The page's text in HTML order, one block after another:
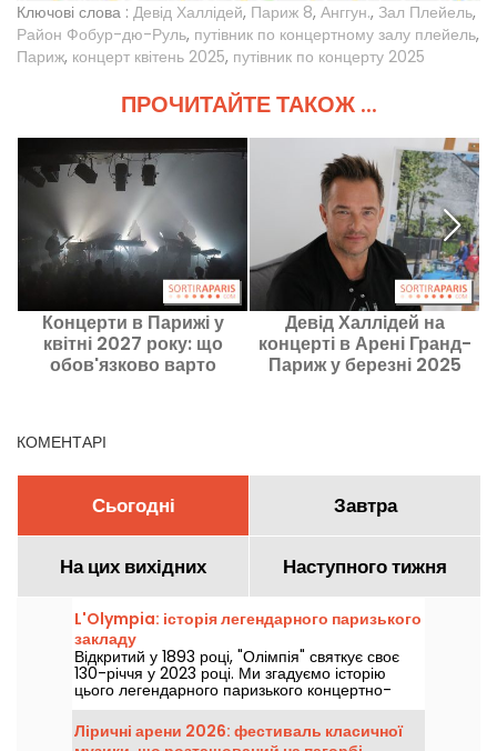
Ключові слова : Девід Халлідей, Париж 8, Анггун., Зал Плейель,
Район Фобур-дю-Руль, путівник по концертному залу плейель,
Париж, концерт квітень 2025, путівник по концерту 2025
ПРОЧИТАЙТЕ ТАКОЖ ...
Концерти в Парижі у
квітні 2027 року: що
обов'язково варто
Девід Халлідей на
концерті в Арені Гранд-
Париж у березні 2025
КОМЕНТАРІ
Сьогодні Завтра
На цих вихідних Наступного тижня
L'Olympia: історія легендарного паризького
закладу
Відкритий у 1893 році, "Олімпія" святкує своє
130-річчя у 2023 році. Ми згадуємо історію
цього легендарного паризького концертно-
розважального майданчика, який бачив таких
зірок, як Едіт Піаф, Жак Брель, Барбара та
Джонні Халлідей, а також Біллі Холідей, "Бітлз"
Ліричні арени 2026: фестиваль класичної